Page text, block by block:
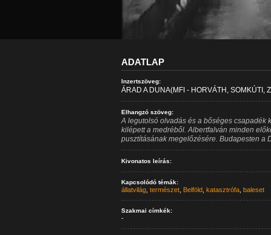
ADATLAP
Inzertszöveg:
ÁRAD A DUNA(MFI - HORVÁTH, SOMKÚTI,
Elhangzó szöveg:
A legutolsó olvadás és a bőséges csapadék
kilépett a medréből. Albertfalván minden
pusztításának megelőzésére. Budapesten a
Kivonatos leírás:
Kapcsolódó témák:
állatvilág, természet, Belföld, katasztrófa, baleset
Szakmai címkék:
-